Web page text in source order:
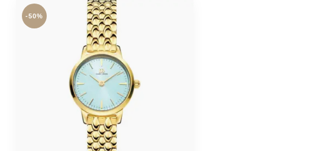
-50%